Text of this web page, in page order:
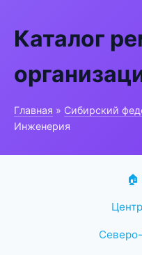
Каталог
Главная » Сибирский
Инженерия
🏠